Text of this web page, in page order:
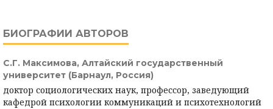
БИОГРАФИИ АВТОРОВ
С.Г. Максимова, Алтайский государственный
университет (Барнаул, Россия)
доктор социологических наук, профессор, заведующий
кафедрой психологии коммуникаций и психотехнологий